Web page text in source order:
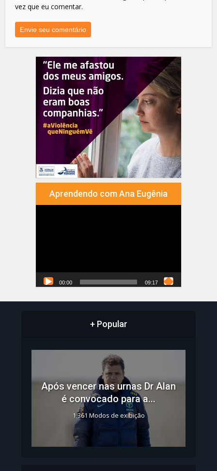
vez que eu comentar.
Aprendendo com Ana Eugênia
00:00 09:17
+ Popular
Após vencer nas urnas Dr Alan
é convocado para a...
1.361 Modos de exibição